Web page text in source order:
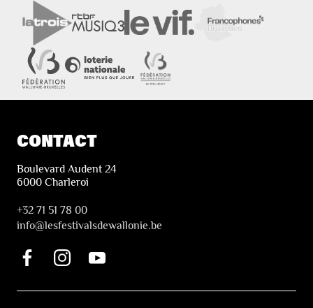
CONTACT
Boulevard Audent 24
6000 Charleroi
+32 71 51 78 00
info@lesfestivalsdewallonie.be